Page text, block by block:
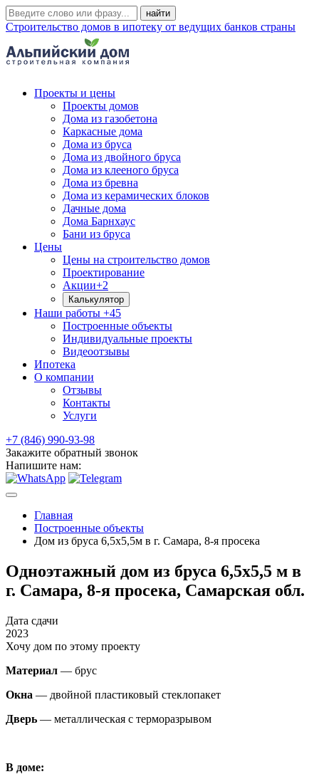
Строительство домов в ипотеку от ведущих банков страны
Проекты и цены
Проекты домов
Дома из газобетона
Каркасные дома
Дома из бруса
Дома из двойного бруса
Дома из клееного бруса
Дома из бревна
Дома из керамических блоков
Дачные дома
Дома Барнхаус
Бани из бруса
Цены
Цены на строительство домов
Проектирование
Акции+2
Калькулятор
Наши работы +45
Построенные объекты
Индивидуальные проекты
Видеоотзывы
Ипотека
О компании
Отзывы
Контакты
Услуги
+7 (846) 990-93-98
Закажите обратный звонок
Напишите нам:
Главная
Построенные объекты
Дом из бруса 6,5х5,5м в г. Самара, 8-я просека
Одноэтажный дом из бруса 6,5х5,5 м в
г. Самара, 8-я просека, Самарская обл.
Дата сдачи
2023
Хочу дом по этому проекту
Материал — брус
Окна — двойной пластиковый стеклопакет
Дверь — металлическая с терморазрывом
В доме: